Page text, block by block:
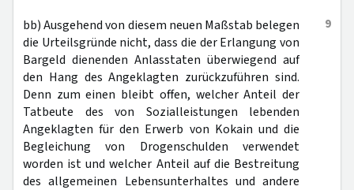
9
bb) Ausgehend von diesem neuen Maßstab belegen
die Urteilsgründe nicht, dass die der Erlangung von
Bargeld dienenden Anlasstaten überwiegend auf
den Hang des Angeklagten zurückzuführen sind.
Denn zum einen bleibt offen, welcher Anteil der
Tatbeute des von Sozialleistungen lebenden
Angeklagten für den Erwerb von Kokain und die
Begleichung von Drogenschulden verwendet
worden ist und welcher Anteil auf die Bestreitung
des allgemeinen Lebensunterhaltes und andere